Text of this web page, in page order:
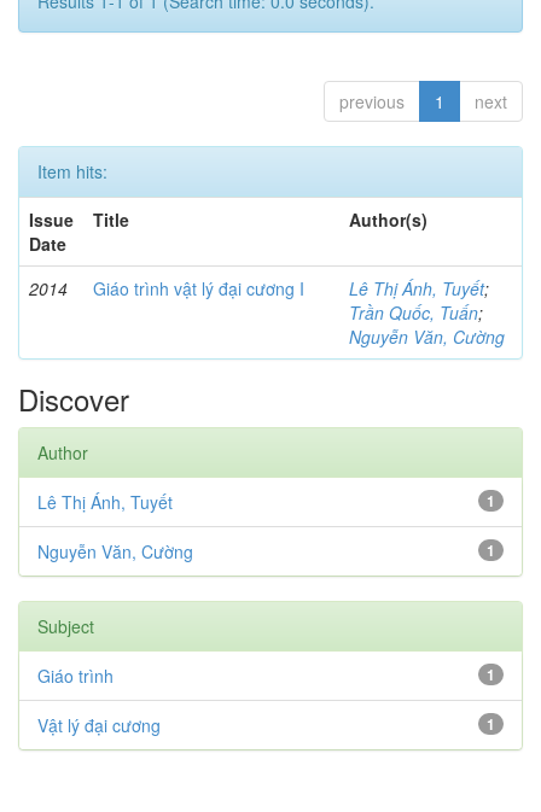
previous 1 next
Item hits:
Issue
Date
Title Author(s)
2014 Giáo trình vật lý đại cương I Lê Thị Ánh, Tuyết;
Trần Quốc, Tuấn;
Nguyễn Văn, Cường
Discover
Author
1
Lê Thị Ánh, Tuyết
1
Nguyễn Văn, Cường
Subject
1
Giáo trình
1
Vật lý đại cương